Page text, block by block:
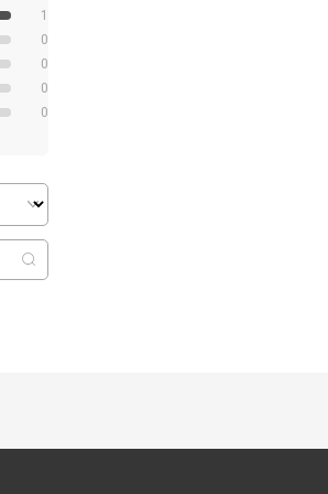
1
0
0
0
0